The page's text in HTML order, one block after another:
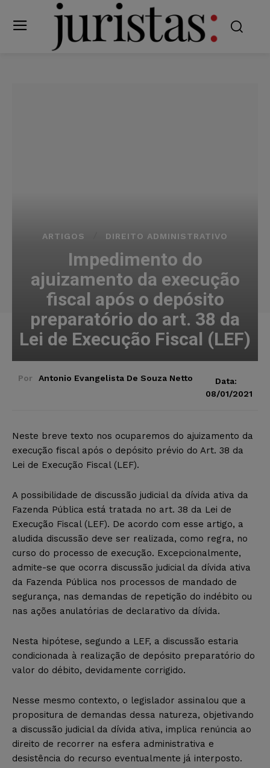
ARTIGOS DIREITO ADMINISTRATIVO
Impedimento do
ajuizamento da execução
fiscal após o depósito
preparatório do art. 38 da
Lei de Execução Fiscal (LEF)
Por Antonio Evangelista De Souza Netto
Data:
08/01/2021
Neste breve texto nos ocuparemos do ajuizamento da
execução fiscal após o depósito prévio do Art. 38 da
Lei de Execução Fiscal (LEF).
A possibilidade de discussão judicial da dívida ativa da
Fazenda Pública está tratada no art. 38 da Lei de
Execução Fiscal (LEF). De acordo com esse artigo, a
aludida discussão deve ser realizada, como regra, no
curso do processo de execução. Excepcionalmente,
admite-se que ocorra discussão judicial da dívida ativa
da Fazenda Pública nos processos de mandado de
segurança, nas demandas de repetição do indébito ou
nas ações anulatórias de declarativo da dívida.
Nesta hipótese, segundo a LEF, a discussão estaria
condicionada à realização de depósito preparatório do
valor do débito, devidamente corrigido.
Nesse mesmo contexto, o legislador assinalou que a
propositura de demandas dessa natureza, objetivando
a discussão judicial da dívida ativa, implica renúncia ao
direito de recorrer na esfera administrativa e
desistência do recurso eventualmente já interposto.